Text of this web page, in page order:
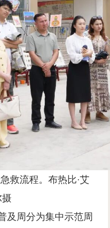
救流程。布热比·艾
摄
及周分为集中示范周